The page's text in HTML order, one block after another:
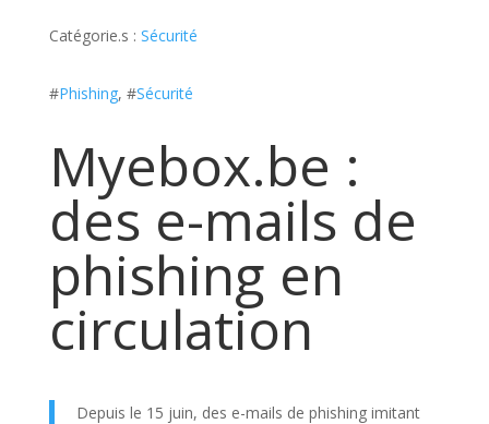
Catégorie.s : Sécurité
#Phishing, #Sécurité
Myebox.be :
des e-mails de
phishing en
circulation
Depuis le 15 juin, des e-mails de phishing imitant